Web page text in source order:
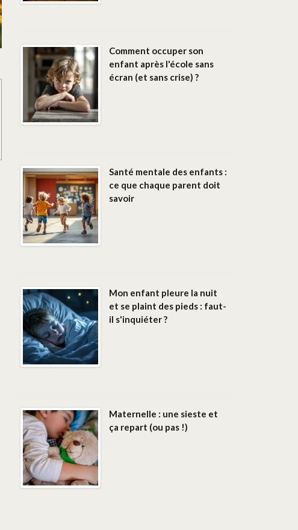
Comment occuper son
enfant après l'école sans
écran (et sans crise) ?
Santé mentale des enfants :
ce que chaque parent doit
savoir
Mon enfant pleure la nuit
et se plaint des pieds : faut-
il s'inquiéter ?
Maternelle : une sieste et
ça repart (ou pas !)